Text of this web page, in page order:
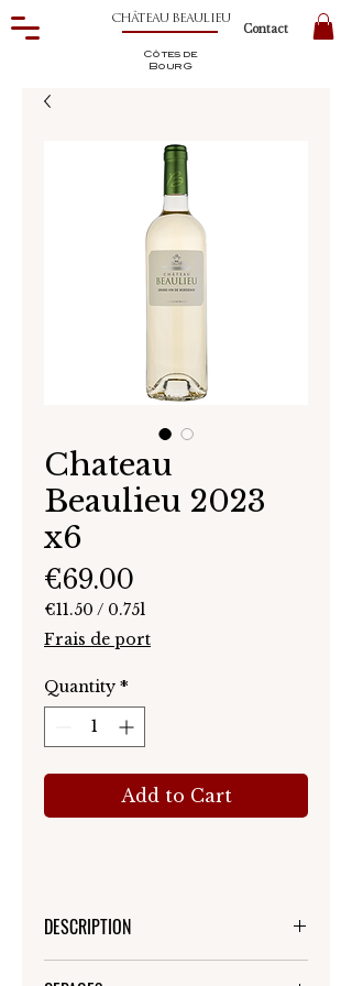
CHÂTEAU BEAULIEU
Contact
Côtes de
BourG
Chateau
Beaulieu 2023
x6
€69.00
€11.50 / 0.75l
€11.50
per
Liters
Frais de port
Quantity *
Add to Cart
DESCRIPTION